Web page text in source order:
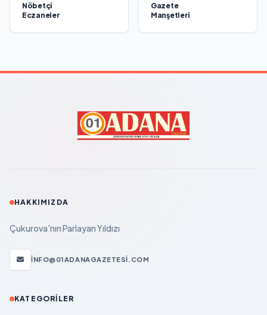
Nöbetçi
Eczaneler
Gazete
Manşetleri
HAKKIMIZDA
Çukurova'nın Parlayan Yıldızı
INFO@01ADANAGAZETESI.COM
KATEGORILER